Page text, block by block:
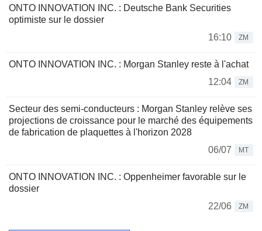
ONTO INNOVATION INC. : Deutsche Bank Securities
optimiste sur le dossier
16:10
ZM
ONTO INNOVATION INC. : Morgan Stanley reste à l'achat
12:04
ZM
Secteur des semi-conducteurs : Morgan Stanley relève ses
projections de croissance pour le marché des équipements
de fabrication de plaquettes à l'horizon 2028
06/07
MT
ONTO INNOVATION INC. : Oppenheimer favorable sur le
dossier
22/06
ZM